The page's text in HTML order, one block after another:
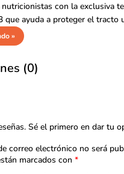
nutricionistas con la exclusiva
que ayuda a proteger el tracto
»
(0)
Sé el primero en dar tu
correo electrónico no será
marcados con *